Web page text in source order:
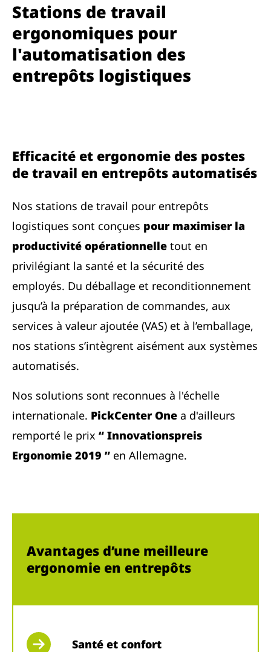
Stations de travail
ergonomiques pour
l'automatisation des
entrepôts logistiques
Efficacité et ergonomie des postes
de travail en entrepôts automatisés
Nos stations de travail pour entrepôts
logistiques sont conçues pour maximiser la
productivité opérationnelle tout en
privilégiant la santé et la sécurité des
employés. Du déballage et reconditionnement
jusqu’à la préparation de commandes, aux
services à valeur ajoutée (VAS) et à l’emballage,
nos stations s’intègrent aisément aux systèmes
automatisés.
Nos solutions sont reconnues à l'échelle
internationale. PickCenter One a d'ailleurs
remporté le prix “ Innovationspreis
Ergonomie 2019 ” en Allemagne.
Avantages d’une meilleure
ergonomie en entrepôts
Santé et confort